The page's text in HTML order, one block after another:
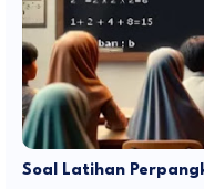
Soal Latihan